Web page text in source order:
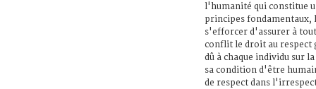
l'humanité qui constitue
principes fondamentaux,
s'efforcer d'assurer à
conflit le droit au respect
dû à chaque individu sur
sa condition d'être
de respect dans